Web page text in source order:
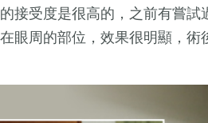
接受度是很高的，之前有嘗
眼周的部位，效果很明顯，